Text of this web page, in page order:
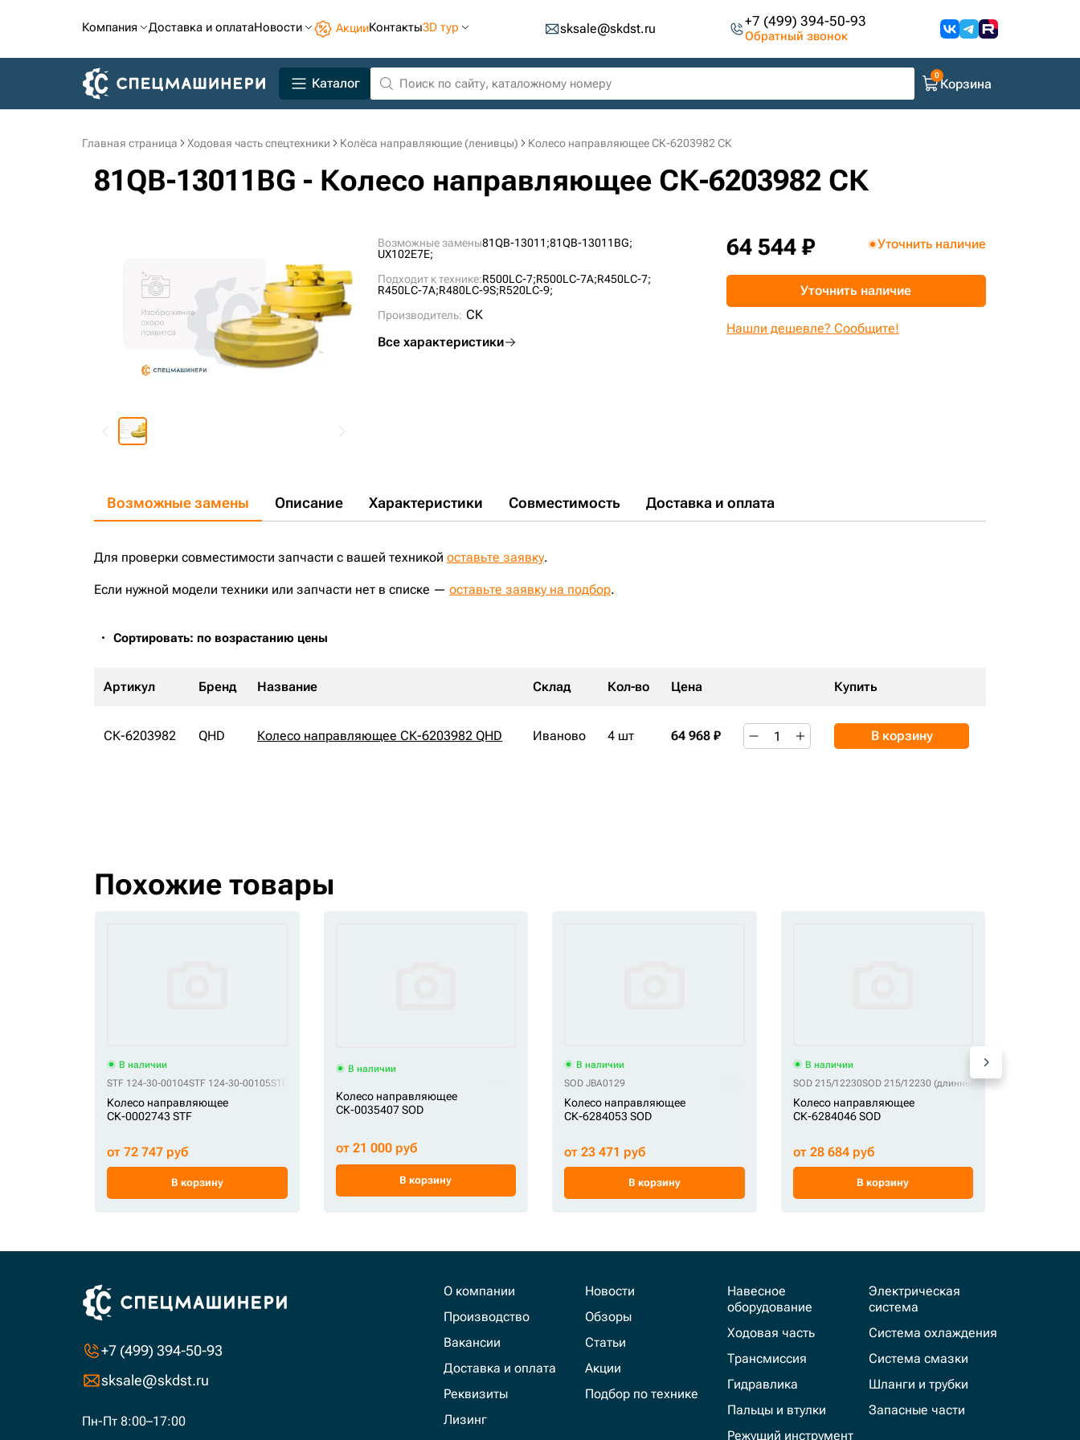
Компания Доставка и оплатаНовости АкцииКонтакты3D тур sksale@skdst.ru +7 (499) 394-50-93
Обратный звонок
Каталог Корзина
Главная страница Ходовая часть спецтехники Колёса направляющие (ленивцы) Колесо направляющее СК-6203982 СК
81QB-13011BG - Колесо направляющее СК-6203982 СК
Возможные замены81QB-13011;81QB-13011BG;
UX102E7E;
Подходит к технике:R500LC-7;R500LC-7A;R450LC-7;
R450LC-7A;R480LC-9S;R520LC-9;
Производитель: СК
Все характеристики
64 544 ₽ Уточнить наличие
Уточнить наличие
Нашли дешевле? Сообщите!
Возможные замены Описание Характеристики Совместимость Доставка и оплата
Для проверки совместимости запчасти с вашей техникой оставьте заявку.
Если нужной модели техники или запчасти нет в списке — оставьте заявку на подбор.
Сортировать: по возрастанию цены
Артикул Бренд Название Склад Кол-во Цена Купить
СК-6203982 QHD Колесо направляющее СК-6203982 QHD Иваново 4 шт 64 968 ₽ В корзину
Похожие товары
В наличии
STF 124-30-00104STF 124-30-00105STF 124-30-00106
Колесо направляющее
СК-0002743 STF
от 72 747 руб
В корзину
В наличии
Колесо направляющее
СК-0035407 SOD
от 21 000 руб
В корзину
В наличии
SOD JBA0129
Колесо направляющее
СК-6284053 SOD
от 23 471 руб
В корзину
В наличии
SOD 215/12230SOD 215/12230 (длинный бугель)
Колесо направляющее
СК-6284046 SOD
от 28 684 руб
В корзину
+7 (499) 394-50-93
sksale@skdst.ru
Пн-Пт 8:00–17:00
О компании
Производство
Вакансии
Доставка и оплата
Реквизиты
Лизинг
Новости
Обзоры
Статьи
Акции
Подбор по технике
Навесное
оборудование
Ходовая часть
Трансмиссия
Гидравлика
Пальцы и втулки
Режущий инструмент
Электрическая
система
Система охлаждения
Система смазки
Шланги и трубки
Запасные части